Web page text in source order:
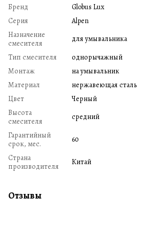
Бренд
Globus Lux
Серия
Alpen
Назначение
смесителя
для умывальника
Тип смесителя
однорычажный
Монтаж
на умывальник
Материал
нержавеющая сталь
Цвет
Черный
Высота
смесителя
средний
Гарантийный
срок, мес.
60
Страна
производителя
Китай
Отзывы